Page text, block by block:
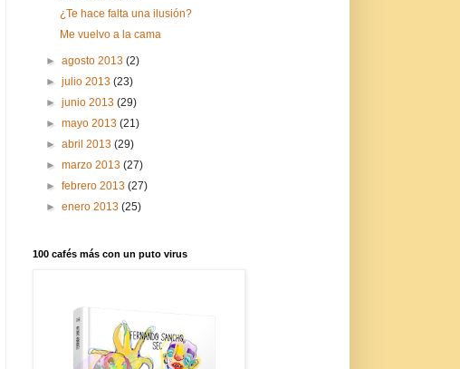
¿Te hace falta una ilusión?
Me vuelvo a la cama
►agosto 2013(2)
►julio 2013(23)
►junio 2013(29)
►mayo 2013(21)
►abril 2013(29)
►marzo 2013(27)
►febrero 2013(27)
►enero 2013(25)
100 cafés más con un puto virus